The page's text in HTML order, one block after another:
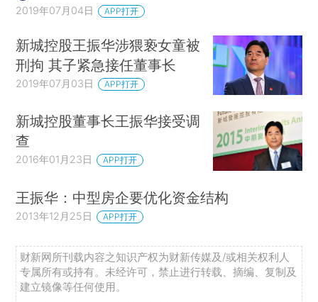
2019年07月04日 APP打开
新城控股王振华涉猥亵女童被
刑拘 其子紧急接任董事长
2019年07月03日 APP打开
新城控股董事长王振华接受调
查
2016年01月23日 APP打开
王振华：中型房企要优化资金结构
2013年12月25日 APP打开
财新网所刊载内容之知识产权为财新传媒及/或相关权利人
专属所有或持有。未经许可，禁止进行转载、摘编、复制及
建立镜像等任何使用。